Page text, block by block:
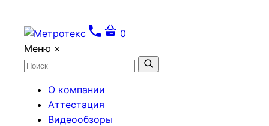
0
Меню ×
О компании
Аттестация
Видеообзоры